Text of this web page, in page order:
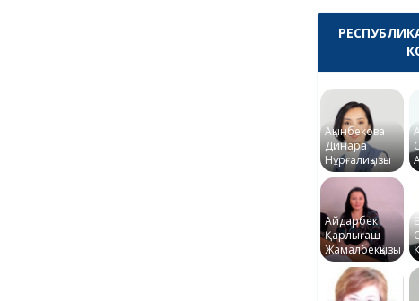
Ақынбекова
Динара
Нұрғалиқызы
Айдарбек
Қарлығаш
Жамалбекқызы